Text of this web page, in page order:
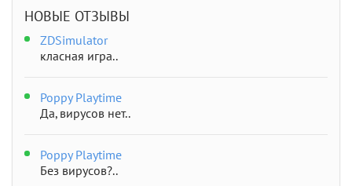
НОВЫЕ ОТЗЫВЫ
ZDSimulator
класная игра..
Poppy Playtime
Да, вирусов нет..
Poppy Playtime
Без вирусов?..